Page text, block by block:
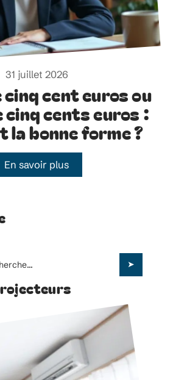
31 juillet 2026
cinq cent euros ou
cinq cents euros :
la bonne forme ?
En savoir plus